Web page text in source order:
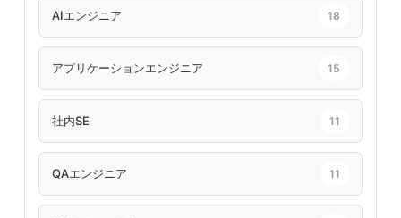
AIエンジニア 18
アプリケーションエンジニア 15
社内SE 11
QAエンジニア 11